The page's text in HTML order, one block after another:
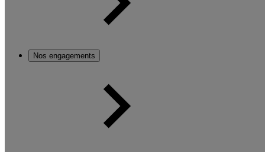
Nos engagements